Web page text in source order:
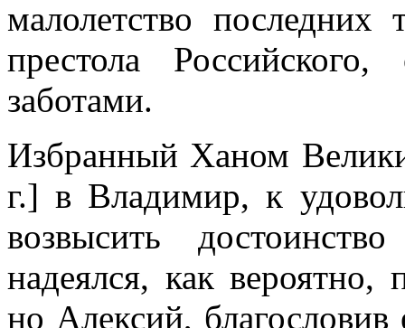
малолетство последних
престола
заботами.
Избранный Ханом
г.] в Владимир, к
возвысить
надеялся, как вероятно,
но Алексий, благословив